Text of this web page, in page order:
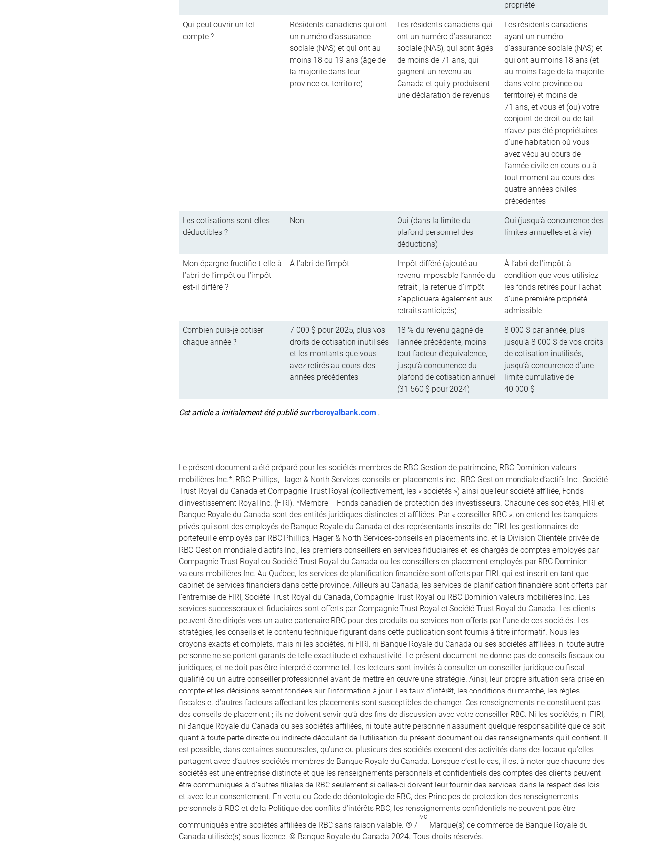
propriété
Qui peut ouvrir un tel
compte ?
Résidents canadiens qui ont
un numéro d’assurance
sociale (NAS) et qui ont au
moins 18 ou 19 ans (âge de
la majorité dans leur
province ou territoire)
Les résidents canadiens qui
ont un numéro d’assurance
sociale (NAS), qui sont âgés
de moins de 71 ans, qui
gagnent un revenu au
Canada et qui y produisent
une déclaration de revenus
Les résidents canadiens
ayant un numéro
d’assurance sociale (NAS) et
qui ont au moins 18 ans (et
au moins l’âge de la majorité
dans votre province ou
territoire) et moins de
71 ans, et vous et (ou) votre
conjoint de droit ou de fait
n’avez pas été propriétaires
d’une habitation où vous
avez vécu au cours de
l’année civile en cours ou à
tout moment au cours des
quatre années civiles
précédentes
Les cotisations sont-elles
déductibles ?
Non
Oui (dans la limite du
plafond personnel des
déductions)
Oui (jusqu’à concurrence des
limites annuelles et à vie)
Mon épargne fructifie-t-elle à
l’abri de l’impôt ou l’impôt
est-il différé ?
À l’abri de l’impôt
Impôt différé (ajouté au
revenu imposable l’année du
retrait ; la retenue d’impôt
s’appliquera également aux
retraits anticipés)
À l’abri de l’impôt, à
condition que vous utilisiez
les fonds retirés pour l’achat
d’une première propriété
admissible
Combien puis-je cotiser
chaque année ?
7 000 $ pour 2025, plus vos
droits de cotisation inutilisés
et les montants que vous
avez retirés au cours des
années précédentes
18 % du revenu gagné de
l’année précédente, moins
tout facteur d’équivalence,
jusqu’à concurrence du
plafond de cotisation annuel
(31 560 $ pour 2024)
8 000 $ par année, plus
jusqu’à 8 000 $ de vos droits
de cotisation inutilisés,
jusqu’à concurrence d’une
limite cumulative de
40 000 $
Cet article a initialement été publié surrbcroyalbank.com .
Le présent document a été préparé pour les sociétés membres de RBC Gestion de patrimoine, RBC Dominion valeurs
mobilières Inc.*, RBC Phillips, Hager & North Services-conseils en placements inc., RBC Gestion mondiale d’actifs Inc., Société
Trust Royal du Canada et Compagnie Trust Royal (collectivement, les « sociétés ») ainsi que leur société affiliée, Fonds
d’investissement Royal Inc. (FIRI). *Membre – Fonds canadien de protection des investisseurs. Chacune des sociétés, FIRI et
Banque Royale du Canada sont des entités juridiques distinctes et affiliées. Par « conseiller RBC », on entend les banquiers
privés qui sont des employés de Banque Royale du Canada et des représentants inscrits de FIRI, les gestionnaires de
portefeuille employés par RBC Phillips, Hager & North Services-conseils en placements inc. et la Division Clientèle privée de
RBC Gestion mondiale d’actifs Inc., les premiers conseillers en services fiduciaires et les chargés de comptes employés par
Compagnie Trust Royal ou Société Trust Royal du Canada ou les conseillers en placement employés par RBC Dominion
valeurs mobilières Inc. Au Québec, les services de planification financière sont offerts par FIRI, qui est inscrit en tant que
cabinet de services financiers dans cette province. Ailleurs au Canada, les services de planification financière sont offerts par
l’entremise de FIRI, Société Trust Royal du Canada, Compagnie Trust Royal ou RBC Dominion valeurs mobilières Inc. Les
services successoraux et fiduciaires sont offerts par Compagnie Trust Royal et Société Trust Royal du Canada. Les clients
peuvent être dirigés vers un autre partenaire RBC pour des produits ou services non offerts par l’une de ces sociétés. Les
stratégies, les conseils et le contenu technique figurant dans cette publication sont fournis à titre informatif. Nous les
croyons exacts et complets, mais ni les sociétés, ni FIRI, ni Banque Royale du Canada ou ses sociétés affiliées, ni toute autre
personne ne se portent garants de telle exactitude et exhaustivité. Le présent document ne donne pas de conseils fiscaux ou
juridiques, et ne doit pas être interprété comme tel. Les lecteurs sont invités à consulter un conseiller juridique ou fiscal
qualifié ou un autre conseiller professionnel avant de mettre en œuvre une stratégie. Ainsi, leur propre situation sera prise en
compte et les décisions seront fondées sur l’information à jour. Les taux d’intérêt, les conditions du marché, les règles
fiscales et d’autres facteurs affectant les placements sont susceptibles de changer. Ces renseignements ne constituent pas
des conseils de placement ; ils ne doivent servir qu’à des fins de discussion avec votre conseiller RBC. Ni les sociétés, ni FIRI,
ni Banque Royale du Canada ou ses sociétés affiliées, ni toute autre personne n’assument quelque responsabilité que ce soit
quant à toute perte directe ou indirecte découlant de l’utilisation du présent document ou des renseignements qu’il contient. Il
est possible, dans certaines succursales, qu’une ou plusieurs des sociétés exercent des activités dans des locaux qu’elles
partagent avec d’autres sociétés membres de Banque Royale du Canada. Lorsque c’est le cas, il est à noter que chacune des
sociétés est une entreprise distincte et que les renseignements personnels et confidentiels des comptes des clients peuvent
être communiqués à d’autres filiales de RBC seulement si celles-ci doivent leur fournir des services, dans le respect des lois
et avec leur consentement. En vertu du Code de déontologie de RBC, des Principes de protection des renseignements
personnels à RBC et de la Politique des conflits d’intérêts RBC, les renseignements confidentiels ne peuvent pas être
communiqués entre sociétés affiliées de RBC sans raison valable. ® /
MC
Marque(s) de commerce de Banque Royale du
Canada utilisée(s) sous licence. © Banque Royale du Canada 2024. Tous droits réservés.